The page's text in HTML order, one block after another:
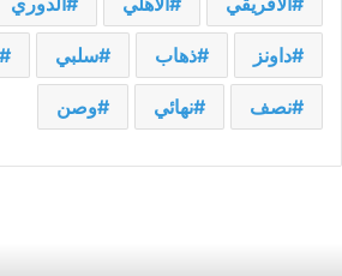
داونز ذهاب سلبي
نصف نهائي وصن